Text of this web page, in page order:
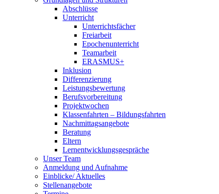
Abschlüsse
Unterricht
Unterrichtsfächer
Freiarbeit
Epochenunterricht
Teamarbeit
ERASMUS+
Inklusion
Differenzierung
Leistungsbewertung
Berufsvorbereitung
Projektwochen
Klassenfahrten – Bildungsfahrten
Nachmittagsangebote
Beratung
Eltern
Lernentwicklungsgespräche
Unser Team
Anmeldung und Aufnahme
Einblicke/ Aktuelles
Stellenangebote